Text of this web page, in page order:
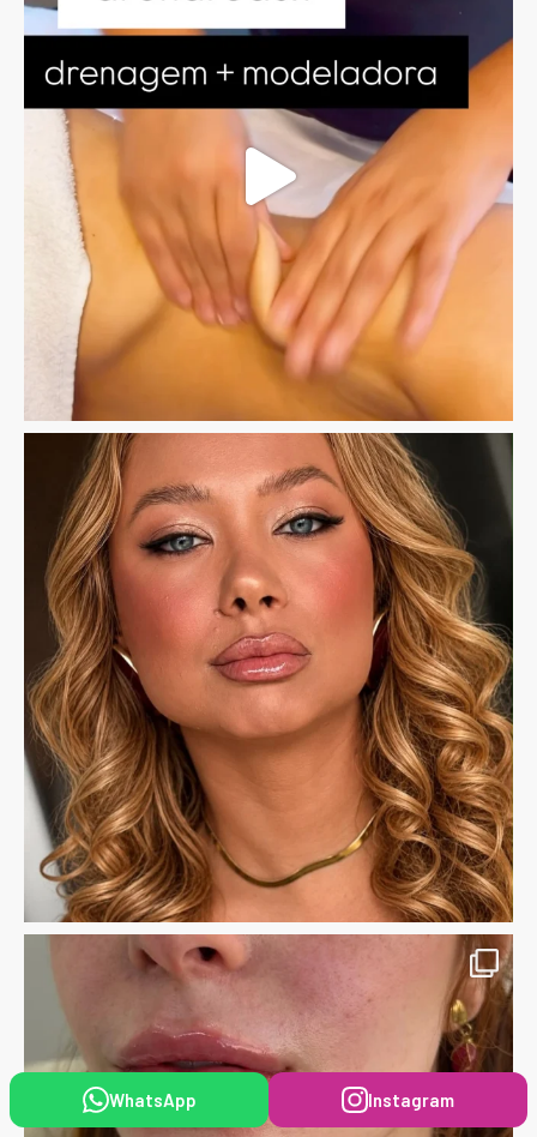
WhatsApp Instagram